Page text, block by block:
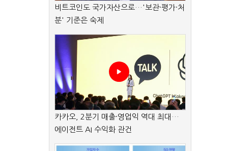
비트코인도 국가자산으로…'보관·평가·처
분' 기준은 숙제
카카오, 2분기 매출·영업익 역대 최대…
에이전트 AI 수익화 관건